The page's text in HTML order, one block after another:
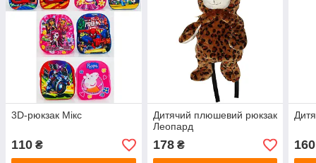
3D-рюкзак Мікс
110 ₴
Дитячий плюшевий рюкзак
Леопард
178₴ 160